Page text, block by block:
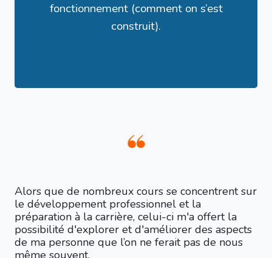
fonctionnement (comment on s’est
construit).
Alors que de nombreux cours se concentrent sur
le développement professionnel et la
préparation à la carrière, celui-ci m'a offert la
possibilité d'explorer et d'améliorer des aspects
de ma personne que l’on ne ferait pas de nous